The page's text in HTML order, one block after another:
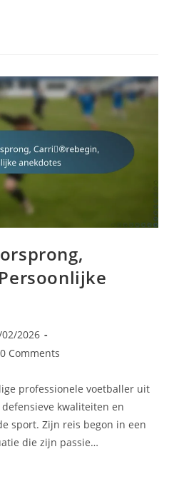
2026
0 Comments
professionele voetballer uit
kwaliteiten en
sport. Zijn reis begon in een
die zijn passie…